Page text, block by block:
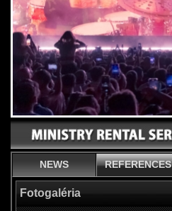
NEWS REFERENCES
Fotogaléria